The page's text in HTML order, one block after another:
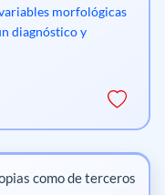
morfológicas
diagnóstico y
como de terceros